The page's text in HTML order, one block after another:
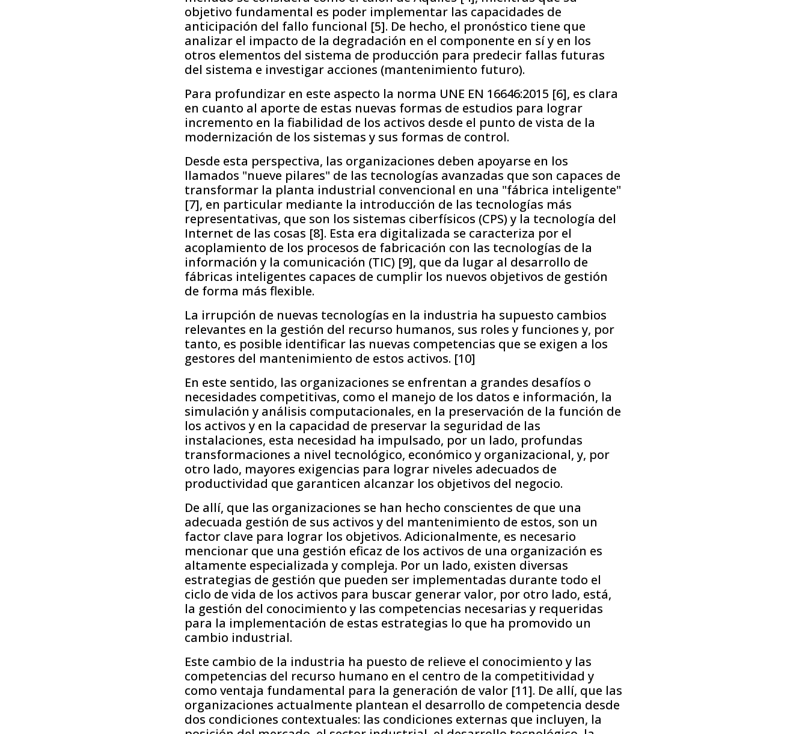
objetivo fundamental es poder implementar las capacidades de
anticipación del fallo funcional [5]. De hecho, el pronóstico tiene que
analizar el impacto de la degradación en el componente en sí y en los
otros elementos del sistema de producción para predecir fallas futuras
del sistema e investigar acciones (mantenimiento futuro).
Para profundizar en este aspecto la norma UNE EN 16646:2015 [6], es clara
en cuanto al aporte de estas nuevas formas de estudios para lograr
incremento en la fiabilidad de los activos desde el punto de vista de la
modernización de los sistemas y sus formas de control.
Desde esta perspectiva, las organizaciones deben apoyarse en los
llamados "nueve pilares" de las tecnologías avanzadas que son capaces de
transformar la planta industrial convencional en una "fábrica inteligente"
[7], en particular mediante la introducción de las tecnologías más
representativas, que son los sistemas ciberfísicos (CPS) y la tecnología del
Internet de las cosas [8]. Esta era digitalizada se caracteriza por el
acoplamiento de los procesos de fabricación con las tecnologías de la
información y la comunicación (TIC) [9], que da lugar al desarrollo de
fábricas inteligentes capaces de cumplir los nuevos objetivos de gestión
de forma más flexible.
La irrupción de nuevas tecnologías en la industria ha supuesto cambios
relevantes en la gestión del recurso humanos, sus roles y funciones y, por
tanto, es posible identificar las nuevas competencias que se exigen a los
gestores del mantenimiento de estos activos. [10]
En este sentido, las organizaciones se enfrentan a grandes desafíos o
necesidades competitivas, como el manejo de los datos e información, la
simulación y análisis computacionales, en la preservación de la función de
los activos y en la capacidad de preservar la seguridad de las
instalaciones, esta necesidad ha impulsado, por un lado, profundas
transformaciones a nivel tecnológico, económico y organizacional, y, por
otro lado, mayores exigencias para lograr niveles adecuados de
productividad que garanticen alcanzar los objetivos del negocio.
De allí, que las organizaciones se han hecho conscientes de que una
adecuada gestión de sus activos y del mantenimiento de estos, son un
factor clave para lograr los objetivos. Adicionalmente, es necesario
mencionar que una gestión eficaz de los activos de una organización es
altamente especializada y compleja. Por un lado, existen diversas
estrategias de gestión que pueden ser implementadas durante todo el
ciclo de vida de los activos para buscar generar valor, por otro lado, está,
la gestión del conocimiento y las competencias necesarias y requeridas
para la implementación de estas estrategias lo que ha promovido un
cambio industrial.
Este cambio de la industria ha puesto de relieve el conocimiento y las
competencias del recurso humano en el centro de la competitividad y
como ventaja fundamental para la generación de valor [11]. De allí, que las
organizaciones actualmente plantean el desarrollo de competencia desde
dos condiciones contextuales: las condiciones externas que incluyen, la